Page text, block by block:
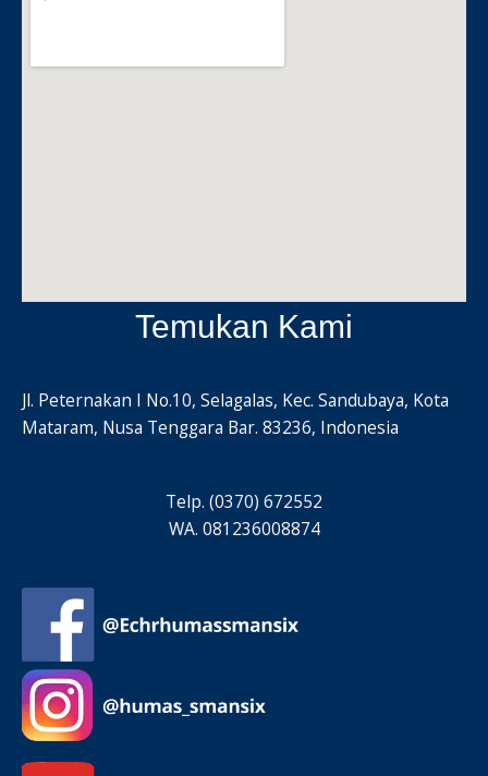
Temukan Kami
Jl. Peternakan I No.10, Selagalas, Kec. Sandubaya, Kota
Mataram, Nusa Tenggara Bar. 83236, Indonesia
Telp. (0370) 672552
WA. 081236008874